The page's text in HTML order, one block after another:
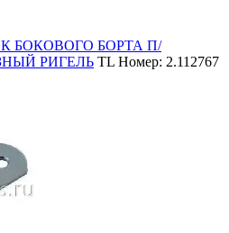
БОКОВОГО БОРТА П/
РИГЕЛЬ TL Номер: 2.112767